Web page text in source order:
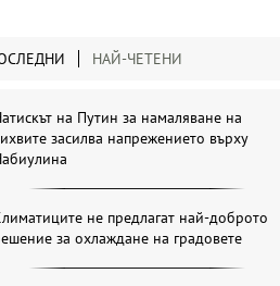
НАЙ-ЧЕТЕНИ
на Путин за намаляване на
засилва напрежението върху
не предлагат най-доброто
за охлаждане на градовете